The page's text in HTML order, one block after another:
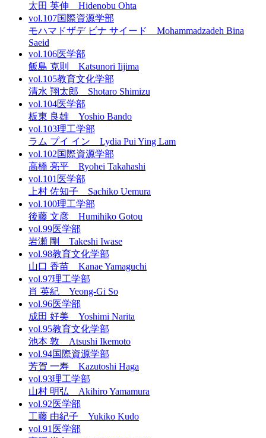
太田 英伸 Hidenobu Ohta
vol.107国際資源学部
モハマドザデ ビナ サイード Mohammadzadeh Bina
Saeid
vol.106医学部
飯島 克則 Katsunori Iijima
vol.105教育文化学部
清水 翔太郎 Shotaro Shimizu
vol.104医学部
板東 良雄 Yoshio Bando
vol.103理工学部
ラム プイ イン Lydia Pui Ying Lam
vol.102国際資源学部
高橋 亮平 Ryohei Takahashi
vol.101医学部
上村 佐知子 Sachiko Uemura
vol.100理工学部
後藤 文彦 Humihiko Gotou
vol.99医学部
岩瀬 剛 Takeshi Iwase
vol.98教育文化学部
山口 香苗 Kanae Yamaguchi
vol.97理工学部
肖 英紀 Yeong-Gi So
vol.96医学部
成田 好美 Yoshimi Narita
vol.95教育文化学部
池本 敦 Atsushi Ikemoto
vol.94国際資源学部
芳賀 一寿 Kazutoshi Haga
vol.93理工学部
山村 明弘 Akihiro Yamamura
vol.92医学部
工藤 由紀子 Yukiko Kudo
vol.91医学部